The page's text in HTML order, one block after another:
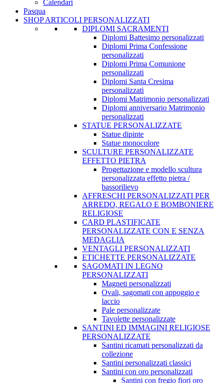
Calendari
Pasqua
SHOP ARTICOLI PERSONALIZZATI
DIPLOMI SACRAMENTI
Diplomi Battesimo personalizzati
Diplomi Prima Confessione
personalizzati
Diplomi Prima Comunione
personalizzati
Diplomi Santa Cresima
personalizzati
Diplomi Matrimonio personalizzati
Diplomi anniversario Matrimonio
personalizzati
STATUE PERSONALIZZATE
Statue dipinte
Statue monocolore
SCULTURE PERSONALIZZATE
EFFETTO PIETRA
Progettazione e modello scultura
personalizzata effetto pietra /
bassorilievo
AFFRESCHI PERSONALIZZATI PER
ARREDO, REGALO E BOMBONIERE
RELIGIOSE
CARD PLASTIFICATE
PERSONALIZZATE CON E SENZA
MEDAGLIA
VENTAGLI PERSONALIZZATI
ETICHETTE PERSONALIZZATE
SAGOMATI IN LEGNO
PERSONALIZZATI
Magneti personalizzati
Ovali, sagomati con appoggio e
laccio
Pale personalizzate
Tavolette personalizzate
SANTINI ED IMMAGINI RELIGIOSE
PERSONALIZZATE
Santini ricamati personalizzati da
collezione
Santini personalizzati classici
Santini con oro personalizzati
Santini con fregio fiori oro